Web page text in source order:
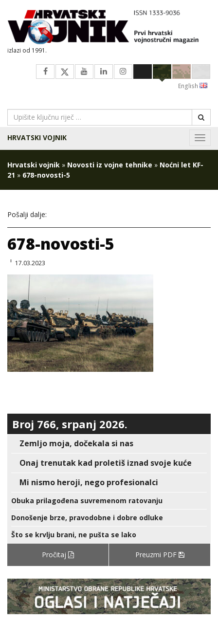
izlazi od 1991.
English
HRVATSKI VOJNIK
Hrvatski vojnik » Novosti iz vojne tehnike » Noćni let KF-
21 » 678-novosti-5
Pošalji dalje:
678-novosti-5
17.03.2023
Broj 766, srpanj 2026.
Zemljo moja, dočekala si nas
Onaj trenutak kad proletiš iznad svoje kuće
Mi nismo heroji, nego profesionalci
Obuka prilagođena suvremenom ratovanju
Donošenje brze, pravodobne i dobre odluke
Što se krvlju brani, ne pušta se lako
Pročitaj Preuzmi PDF